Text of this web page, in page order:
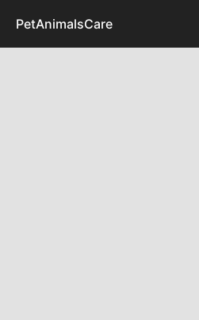
content
PetAnimalsCare